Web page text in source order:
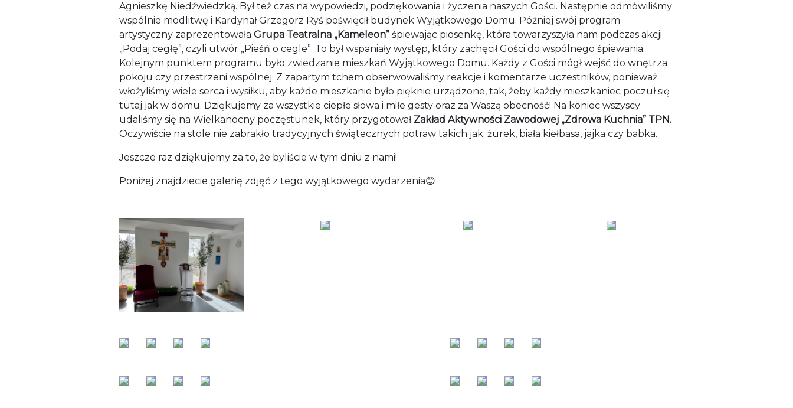
Agnieszkę Niedźwiedzką. Był też czas na wypowiedzi, podziękowania i życzenia naszych Gości. Następnie odmówiliśmy
wspólnie modlitwę i Kardynał Grzegorz Ryś poświęcił budynek Wyjątkowego Domu. Później swój program
artystyczny zaprezentowała Grupa Teatralna „Kameleon”śpiewając piosenkę, która towarzyszyła nam podczas akcji
„Podaj cegłę”, czyli utwór „Pieśń o cegle”. To był wspaniały występ, który zachęcił Gości do wspólnego śpiewania.
Kolejnym punktem programu było zwiedzanie mieszkań Wyjątkowego Domu. Każdy z Gości mógł wejść do wnętrza
pokoju czy przestrzeni wspólnej. Z zapartym tchem obserwowaliśmy reakcje i komentarze uczestników, ponieważ
włożyliśmy wiele serca i wysiłku, aby każde mieszkanie było pięknie urządzone, tak, żeby każdy mieszkaniec poczuł się
tutaj jak w domu. Dziękujemy za wszystkie ciepłe słowa i miłe gesty oraz za Waszą obecność! Na koniec wszyscy
udaliśmy się na Wielkanocny poczęstunek, który przygotował Zakład Aktywności Zawodowej „Zdrowa Kuchnia” TPN.
Oczywiście na stole nie zabrakło tradycyjnych świątecznych potraw takich jak: żurek, biała kiełbasa, jajka czy babka.
Jeszcze raz dziękujemy za to, że byliście w tym dniu z nami!
Poniżej znajdziecie galerię zdjęć z tego wyjątkowego wydarzenia😊